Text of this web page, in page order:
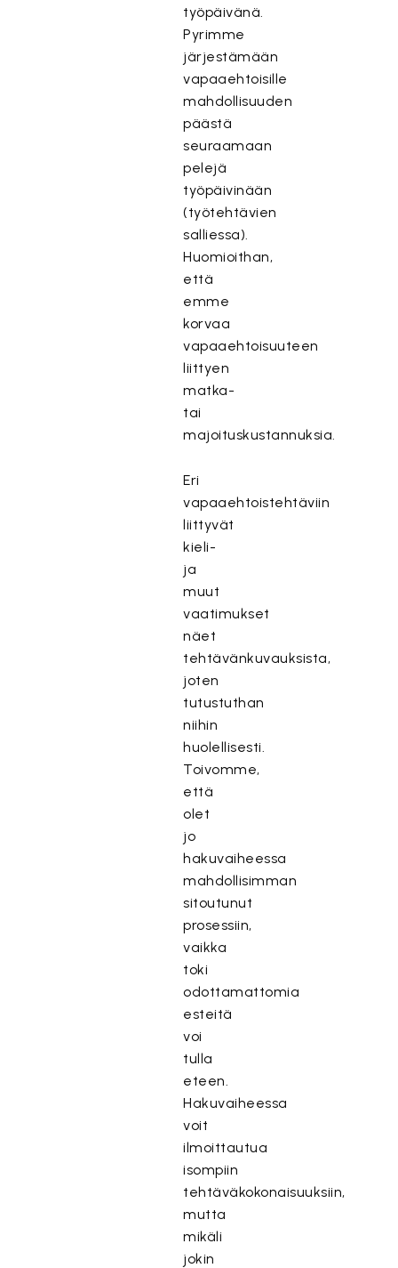
työpäivänä.
Pyrimme
järjestämään
vapaaehtoisille
mahdollisuuden
päästä
seuraamaan
pelejä
työpäivinään
(työtehtävien
salliessa).
Huomioithan,
että
emme
korvaa
vapaaehtoisuuteen
liittyen
matka-
tai
majoituskustannuksia.
Eri
vapaaehtoistehtäviin
liittyvät
kieli-
ja
muut
vaatimukset
näet
tehtävänkuvauksista,
joten
tutustuthan
niihin
huolellisesti.
Toivomme,
että
olet
jo
hakuvaiheessa
mahdollisimman
sitoutunut
prosessiin,
vaikka
toki
odottamattomia
esteitä
voi
tulla
eteen.
Hakuvaiheessa
voit
ilmoittautua
isompiin
tehtäväkokonaisuuksiin,
mutta
mikäli
jokin